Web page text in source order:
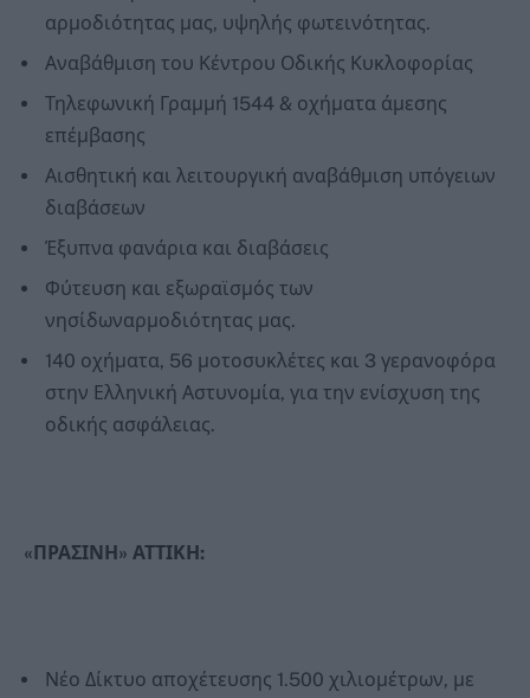
αρμοδιότητας μας, υψηλής φωτεινότητας.
Αναβάθμιση του Κέντρου Οδικής Κυκλοφορίας
Τηλεφωνική Γραμμή 1544 & οχήματα άμεσης
επέμβασης
Αισθητική και λειτουργική αναβάθμιση υπόγειων
διαβάσεων
Έξυπνα φανάρια και διαβάσεις
Φύτευση και εξωραϊσμός των
νησίδωναρμοδιότητας μας.
140 οχήματα, 56 μοτοσυκλέτες και 3 γερανοφόρα
στην Ελληνική Αστυνομία, για την ενίσχυση της
οδικής ασφάλειας.
«ΠΡΑΣΙΝΗ» ΑΤΤΙΚΗ:
Νέο Δίκτυο αποχέτευσης 1.500 χιλιομέτρων, με